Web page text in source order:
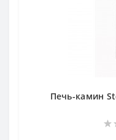
Печь-камин